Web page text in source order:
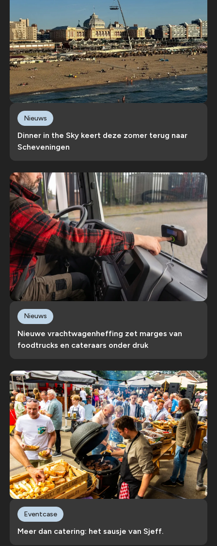
Dinner in the Sky keert deze zomer terug naar
Scheveningen
Nieuws
Nieuwe vrachtwagenheffing zet marges van
foodtrucks en cateraars onder druk
Nieuws
Meer dan catering: het sausje van Sjeff.
Eventcase